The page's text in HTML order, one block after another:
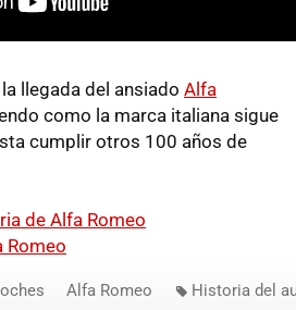
llegada del ansiado Alfa
como la marca italiana sigue
cumplir otros 100 años de
de Alfa Romeo
Romeo
Alfa Romeo Historia del